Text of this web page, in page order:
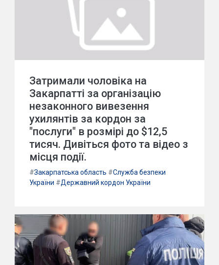
Затримали чоловіка на
Закарпатті за організацію
незаконного вивезення
ухилянтів за кордон за
"послуги" в розмірі до $12,5
тисяч. Дивіться фото та відео з
місця події.
#Закарпатська область #Служба безпеки
України #Державний кордон України